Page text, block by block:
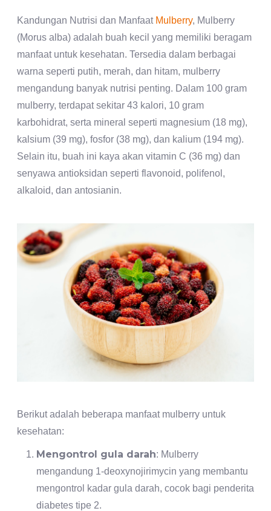
Kandungan Nutrisi dan Manfaat Mulberry, Mulberry
(Morus alba) adalah buah kecil yang memiliki beragam
manfaat untuk kesehatan. Tersedia dalam berbagai
warna seperti putih, merah, dan hitam, mulberry
mengandung banyak nutrisi penting. Dalam 100 gram
mulberry, terdapat sekitar 43 kalori, 10 gram
karbohidrat, serta mineral seperti magnesium (18 mg),
kalsium (39 mg), fosfor (38 mg), dan kalium (194 mg).
Selain itu, buah ini kaya akan vitamin C (36 mg) dan
senyawa antioksidan seperti flavonoid, polifenol,
alkaloid, dan antosianin.
Berikut adalah beberapa manfaat mulberry untuk
kesehatan:
Mengontrol gula darah: Mulberry
mengandung 1-deoxynojirimycin yang membantu
mengontrol kadar gula darah, cocok bagi penderita
diabetes tipe 2.